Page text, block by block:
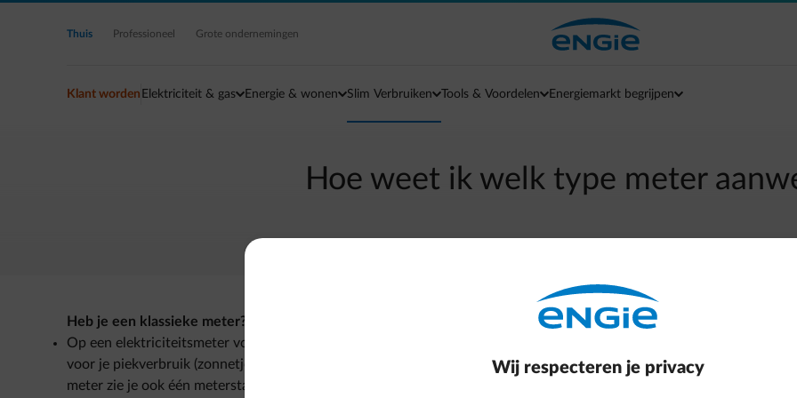
Ga naar de hoofdinhoud
Thuis Professioneel Grote ondernemingen
Klant worden Elektriciteit & gas Energie & wonen Slim Verbruiken Tools & Voordelen Energiemarkt begrijpen
Hoe weet ik welk type meter
Heb je een klassieke meter?
Op een elektriciteitsmeter voor normaal tarief zie je één meterstand. Bij een tweevoudige meter heb je twee
voor je piekverbruik (zonnetje) en een voor je dalverbruik (maantje). Heb je ook nog een aparte exclusief nachtmeter?
meter zie je ook één meterstand.
Wij respecteren je privacy